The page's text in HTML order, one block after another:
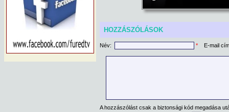
HOZZÁSZÓLÁSOK
Név: * E-mail
A hozzászólást csak a biztonsági kód megadása